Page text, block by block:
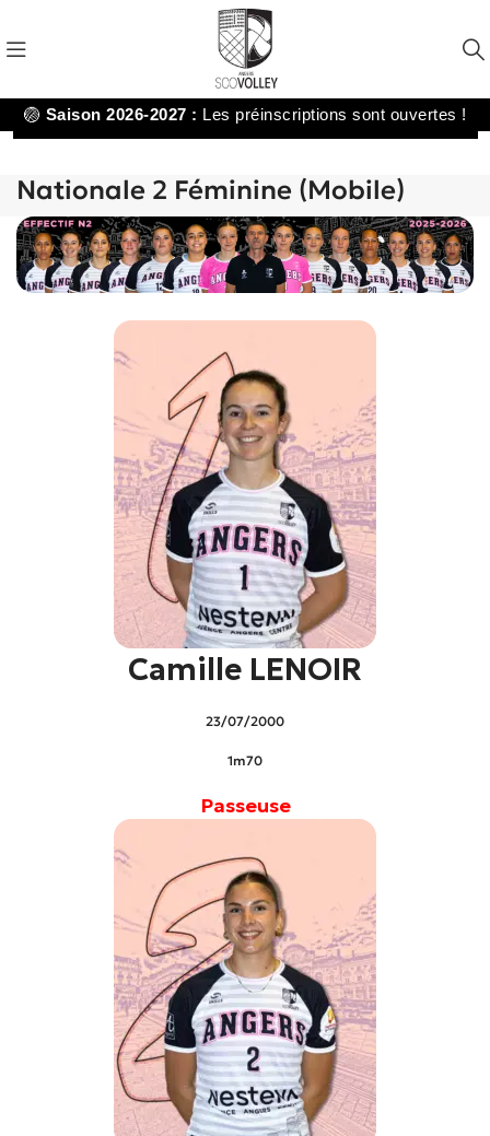
🏐 Saison 2026-2027 : Les préinscriptions sont ouvertes !
Nationale 2 Féminine (Mobile)
Camille LENOIR
23/07/2000
1m70
Passeuse